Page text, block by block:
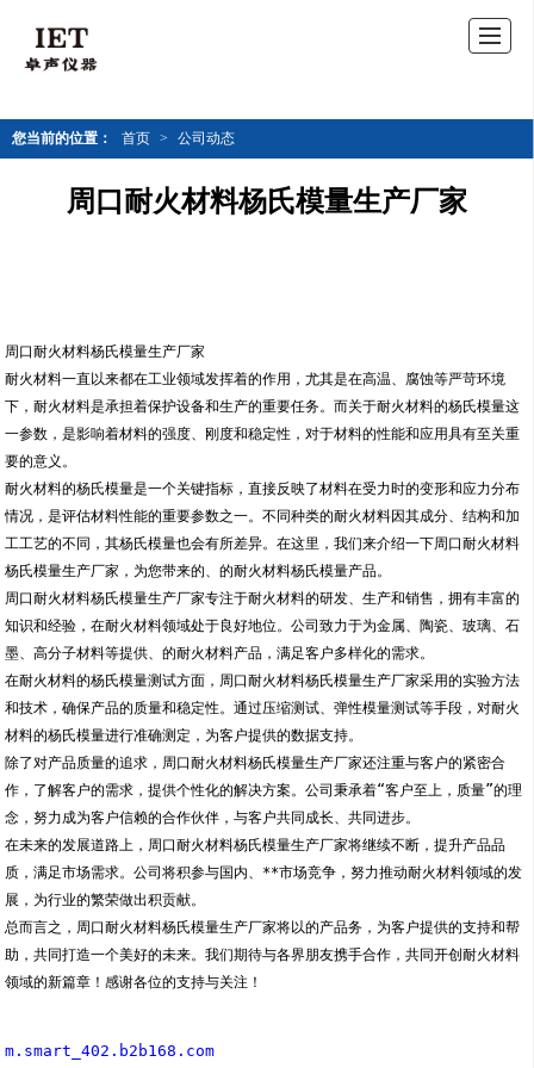
您当前的位置： 首页 > 公司动态
周口耐火材料杨氏模量生产厂家
周口耐火材料杨氏模量生产厂家
耐火材料一直以来都在工业领域发挥着的作用，尤其是在高温、腐蚀等严苛环境
下，耐火材料是承担着保护设备和生产的重要任务。而关于耐火材料的杨氏模量这
一参数，是影响着材料的强度、刚度和稳定性，对于材料的性能和应用具有至关重
要的意义。
耐火材料的杨氏模量是一个关键指标，直接反映了材料在受力时的变形和应力分布
情况，是评估材料性能的重要参数之一。不同种类的耐火材料因其成分、结构和加
工工艺的不同，其杨氏模量也会有所差异。在这里，我们来介绍一下周口耐火材料
杨氏模量生产厂家，为您带来的、的耐火材料杨氏模量产品。
周口耐火材料杨氏模量生产厂家专注于耐火材料的研发、生产和销售，拥有丰富的
知识和经验，在耐火材料领域处于良好地位。公司致力于为金属、陶瓷、玻璃、石
墨、高分子材料等提供、的耐火材料产品，满足客户多样化的需求。
在耐火材料的杨氏模量测试方面，周口耐火材料杨氏模量生产厂家采用的实验方法
和技术，确保产品的质量和稳定性。通过压缩测试、弹性模量测试等手段，对耐火
材料的杨氏模量进行准确测定，为客户提供的数据支持。
除了对产品质量的追求，周口耐火材料杨氏模量生产厂家还注重与客户的紧密合
作，了解客户的需求，提供个性化的解决方案。公司秉承着“客户至上，质量”的理
念，努力成为客户信赖的合作伙伴，与客户共同成长、共同进步。
在未来的发展道路上，周口耐火材料杨氏模量生产厂家将继续不断，提升产品品
质，满足市场需求。公司将积参与国内、**市场竞争，努力推动耐火材料领域的发
展，为行业的繁荣做出积贡献。
总而言之，周口耐火材料杨氏模量生产厂家将以的产品务，为客户提供的支持和帮
助，共同打造一个美好的未来。我们期待与各界朋友携手合作，共同开创耐火材料
领域的新篇章！感谢各位的支持与关注！
m.smart_402.b2b168.com